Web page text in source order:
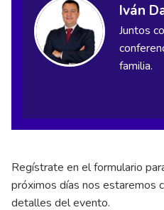
Iván
Juntos
familia.
Regístrate en el formulario
próximos días nos estaremos
detalles del evento.